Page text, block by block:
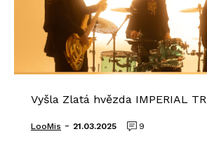
Vyšla Zlatá hvězda IMPERIAL
LooMis - 21.03.2025 9